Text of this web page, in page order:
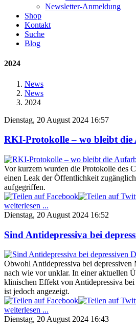
Newsletter-Anmeldung
Shop
Kontakt
Suche
Blog
2024
News
News
2024
Dienstag, 20 August 2024 16:57
RKI-Protokolle – wo bleibt
Vor kurzem wurden die Protokolle des
einen Leak der Öffentlichkeit
aufgegriffen.
weiterlesen ...
Dienstag, 20 August 2024 16:52
Sind Antidepressiva bei
Obwohl Antidepressiva bei
nach wie vor unklar. In einer aktuellen
klinischen Effekt von Antidepressiva
ist jedoch angezeigt.
weiterlesen ...
Dienstag, 20 August 2024 16:43